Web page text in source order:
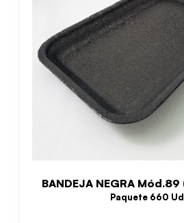
BANDEJA NEGRA
Paquete 660